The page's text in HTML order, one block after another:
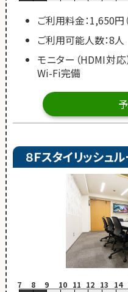
ご利用料金：1,650円
ご利用可能人数：8人
モニター（HDMI対応
Wi-Fi完備
８Ｆスタイリッシュ
7 8 9 10 11 12 13 14